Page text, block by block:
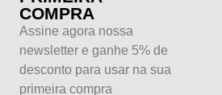
COMPRA
Assine agora nossa
newsletter e ganhe 5% de
desconto para usar na sua
primeira compra